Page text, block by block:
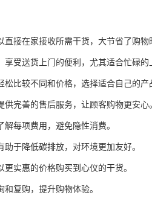
接在家接收所需干货，大节省了购物
受送货上门的便利，尤其适合忙碌的
比较不同和价格，选择适合自己的产
完善的售后服务，让顾客购物更安心
每项费用，避免隐性消费。
于降低碳排放，对环境更加友好。
实惠的价格购买到心仪的干货。
复购，提升购物体验。